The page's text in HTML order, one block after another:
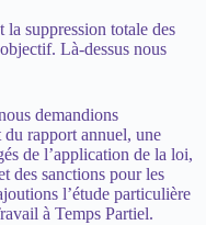
la suppression totale des
Là-dessus nous
demandions
du rapport annuel, une
de l’application de la loi,
des sanctions pour les
l’étude particulière
à Temps Partiel.